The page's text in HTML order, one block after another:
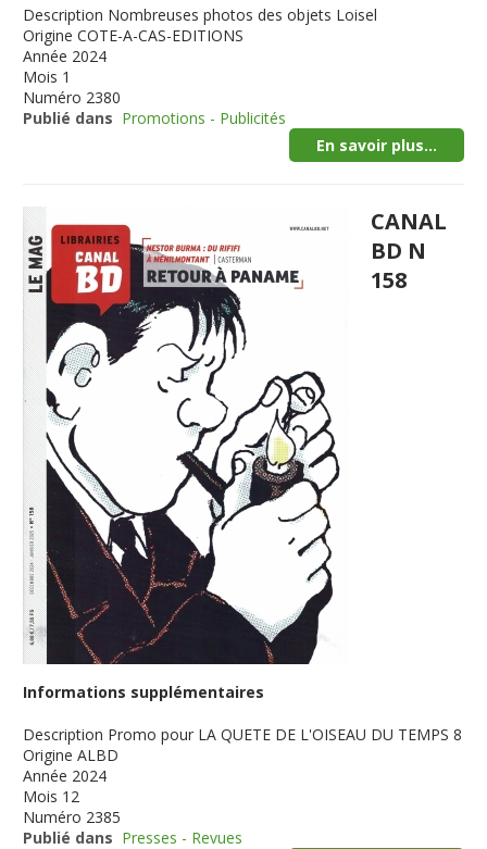
Description Nombreuses photos des objets Loisel
Origine COTE-A-CAS-EDITIONS
Année 2024
Mois 1
Numéro 2380
Publié dans Promotions - Publicités
En savoir plus...
CANAL
BD N
158
Informations supplémentaires
Description Promo pour LA QUETE DE L'OISEAU DU TEMPS 8
Origine ALBD
Année 2024
Mois 12
Numéro 2385
Publié dans Presses - Revues